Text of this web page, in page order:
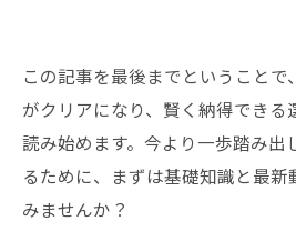
この記事を最後までということ
がクリアになり、賢く納得できる
読み始めます。今より一歩踏み出
るために、まずは基礎知識と最新
みませんか？